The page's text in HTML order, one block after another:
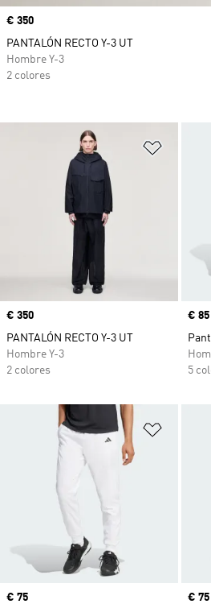
Añadir
Precio
€ 350
PANTALÓN RECTO Y-3 UT
Hombre Y-3
2 colores
€ 85
5
Añadir
Precio
€ 75
€ 75
Precio
€ 350
PANTALÓN RECTO Y-3 UT
Hombre Y-3
2 colores